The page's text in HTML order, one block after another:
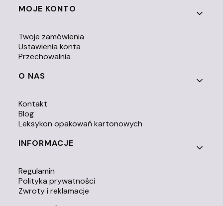
Linki w stopce
MOJE KONTO
Twoje zamówienia
Ustawienia konta
Przechowalnia
O NAS
Kontakt
Blog
Leksykon opakowań kartonowych
INFORMACJE
Regulamin
Polityka prywatności
Zwroty i reklamacje